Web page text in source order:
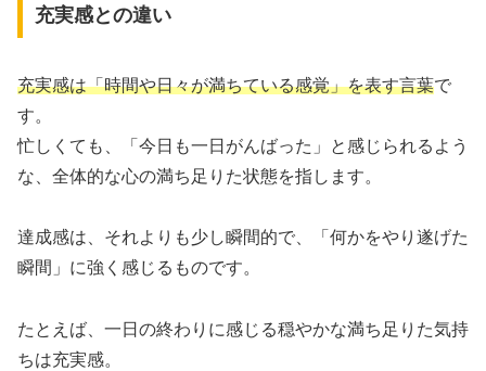
充実感との違い
充実感は「時間や日々が満ちている感覚」を表す言葉で
す。
忙しくても、「今日も一日がんばった」と感じられるよう
な、全体的な心の満ち足りた状態を指します。
達成感は、それよりも少し瞬間的で、「何かをやり遂げた
瞬間」に強く感じるものです。
たとえば、一日の終わりに感じる穏やかな満ち足りた気持
ちは充実感。